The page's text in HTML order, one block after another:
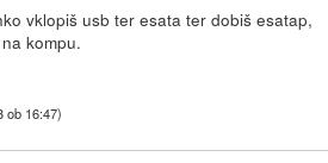
vklopiš usb ter esata ter dobiš esatap,
kompu.
ob 16:47)